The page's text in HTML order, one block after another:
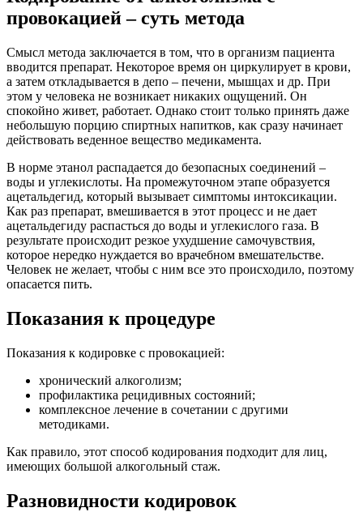
провокацией – суть метода
Смысл метода заключается в том, что в организм пациента
вводится препарат. Некоторое время он циркулирует в крови,
а затем откладывается в депо – печени, мышцах и др. При
этом у человека не возникает никаких ощущений. Он
спокойно живет, работает. Однако стоит только принять даже
небольшую порцию спиртных напитков, как сразу начинает
действовать веденное вещество медикамента.
В норме этанол распадается до безопасных соединений –
воды и углекислоты. На промежуточном этапе образуется
ацетальдегид, который вызывает симптомы интоксикации.
Как раз препарат, вмешивается в этот процесс и не дает
ацетальдегиду распасться до воды и углекислого газа. В
результате происходит резкое ухудшение самочувствия,
которое нередко нуждается во врачебном вмешательстве.
Человек не желает, чтобы с ним все это происходило, поэтому
опасается пить.
Показания к процедуре
Показания к кодировке с провокацией:
хронический алкоголизм;
профилактика рецидивных состояний;
комплексное лечение в сочетании с другими
методиками.
Как правило, этот способ кодирования подходит для лиц,
имеющих большой алкогольный стаж.
Разновидности кодировок